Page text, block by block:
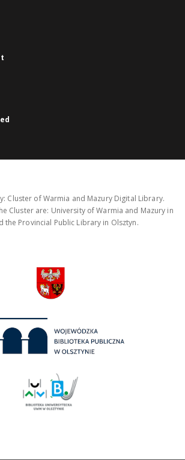
Cluster of Warmia and Mazury Digital Library.
Cluster are: University of Warmia and Mazury in
the Provincial Public Library in Olsztyn.